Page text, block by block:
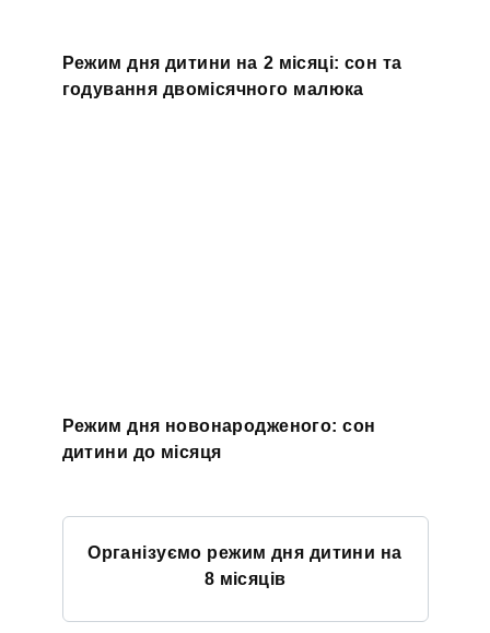
Режим дня дитини на 2 місяці: сон та
годування двомісячного малюка
Режим дня новонародженого: сон
дитини до місяця
Організуємо режим дня дитини на
8 місяців